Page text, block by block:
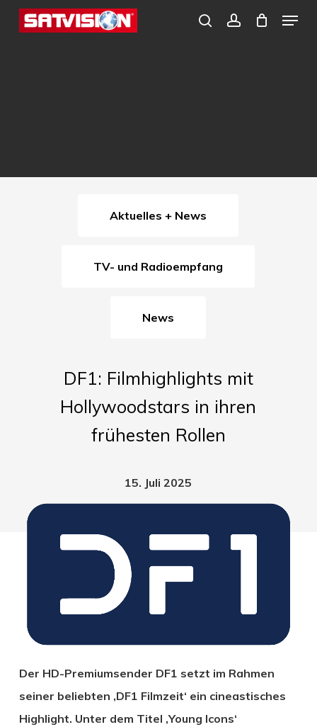
Skip
search
Menu
Aktuelles + News
TV- und Radioempfang
News
DF1: Filmhighlights mit
Hollywoodstars in ihren
frühesten Rollen
15. Juli 2025
Der HD-Premiumsender DF1 setzt im Rahmen
seiner beliebten ‚DF1 Filmzeit‘ ein cineastisches
Highlight. Unter dem Titel ‚Young Icons‘